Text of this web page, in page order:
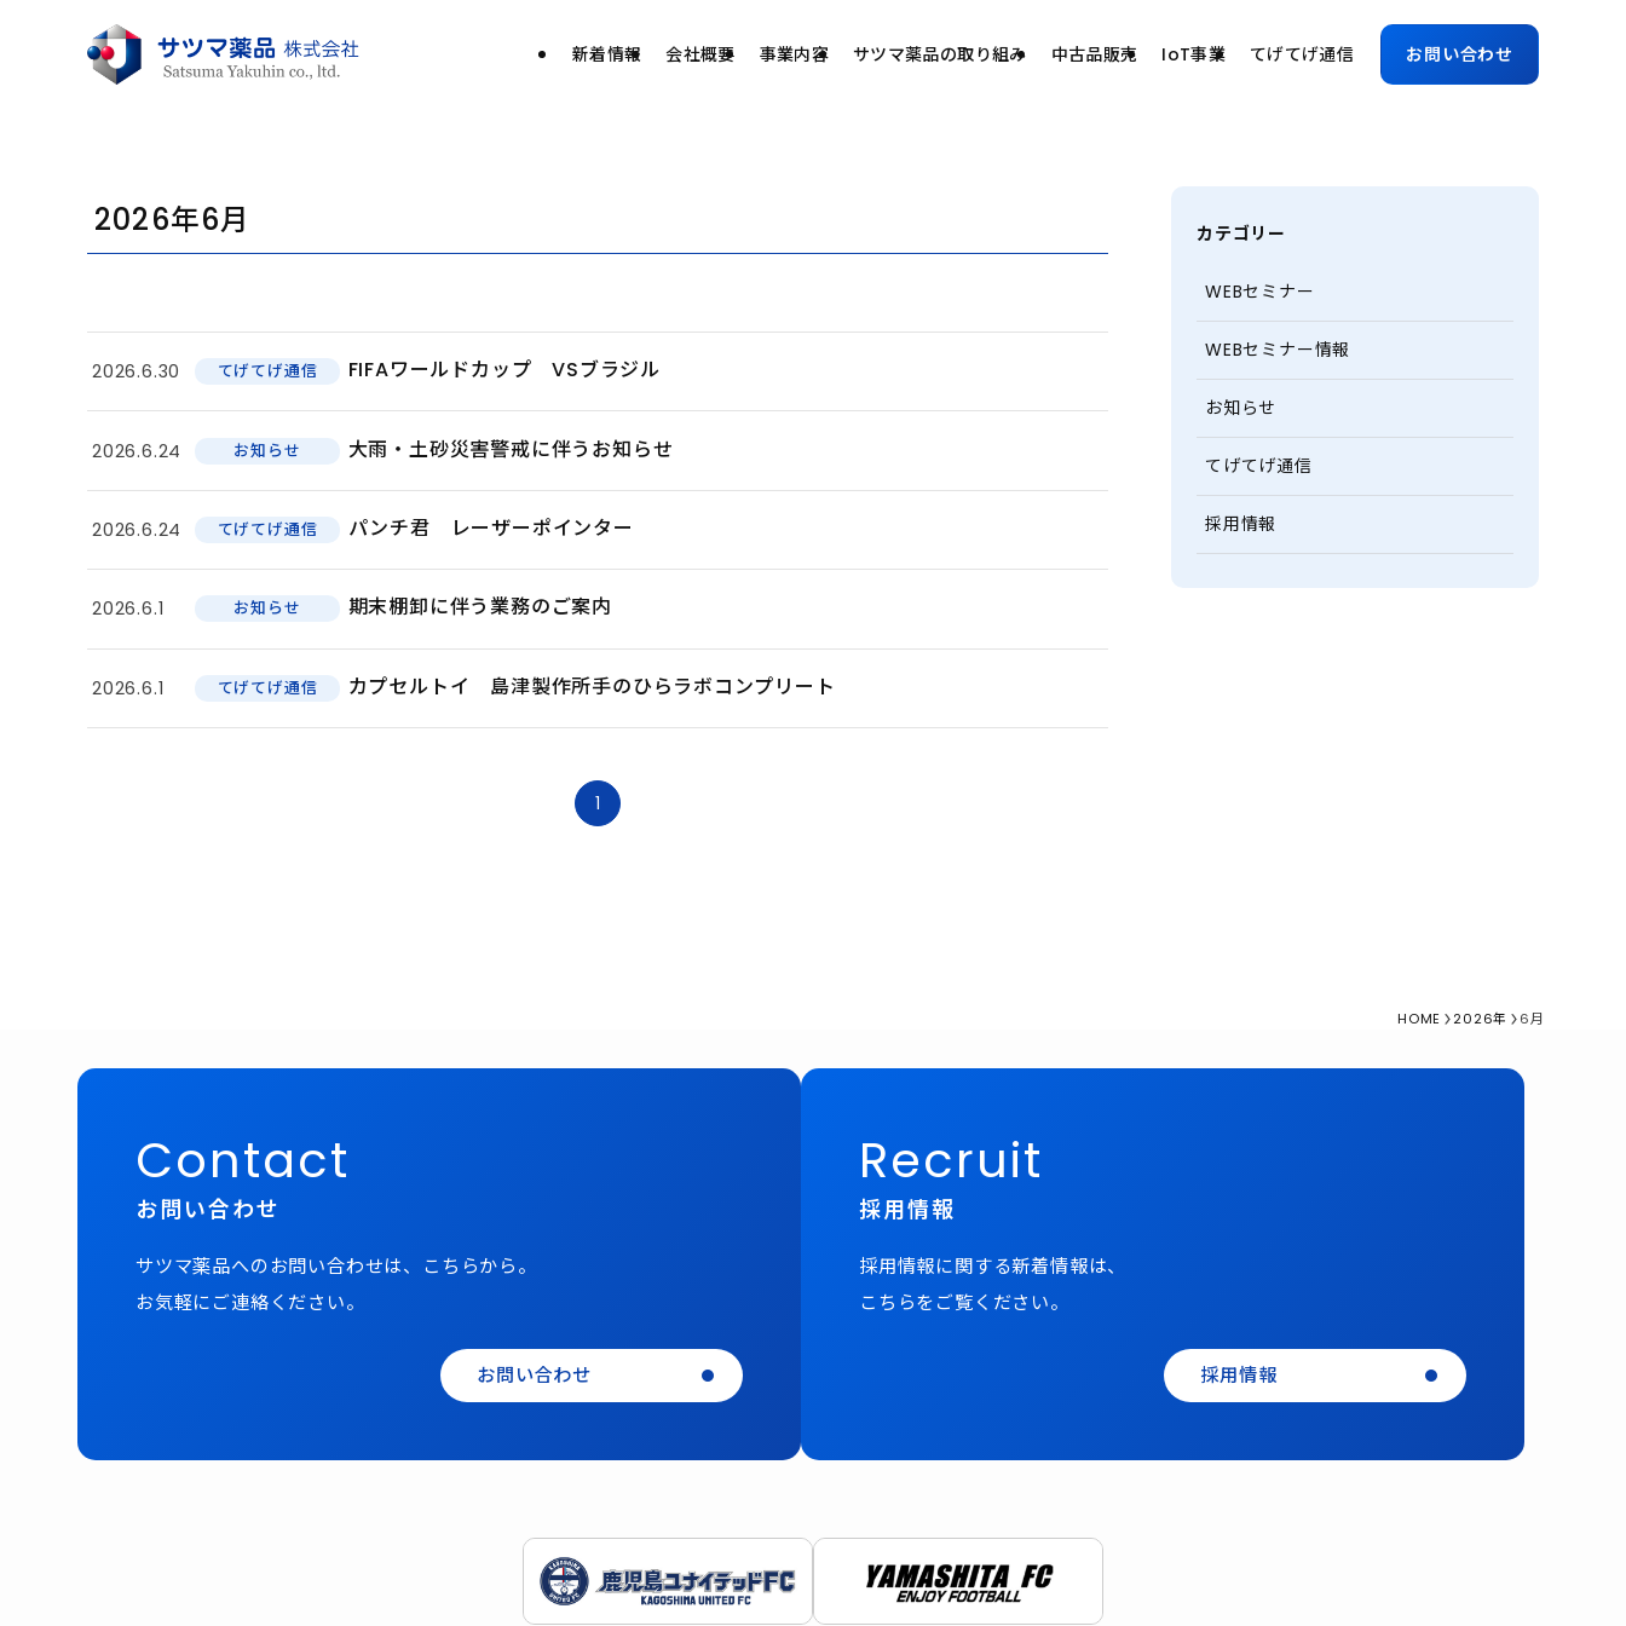
新着情報 会社概要 事業内容 サツマ薬品の取り組み 中古品販売 IoT事業 てげてげ通信 お問い合わせ
2026年6月
2026.6.30 てげてげ通信 FIFAワールドカップ VSブラジル
2026.6.24 お知らせ 大雨・土砂災害警戒に伴うお知らせ
2026.6.24 てげてげ通信 パンチ君 レーザーポインター
2026.6.1 お知らせ 期末棚卸に伴う業務のご案内
2026.6.1 てげてげ通信 カプセルトイ 島津製作所手のひらラボコンプリート
1
カテゴリー
WEBセミナー
WEBセミナー情報
お知らせ
てげてげ通信
採用情報
HOME 2026年 6月
Contact
お問い合わせ
サツマ薬品へのお問い合わせは、こちらから。
お気軽にご連絡ください。
お問い合わせ
Recruit
採用情報
採用情報に関する新着情報は、
こちらをご覧ください。
採用情報